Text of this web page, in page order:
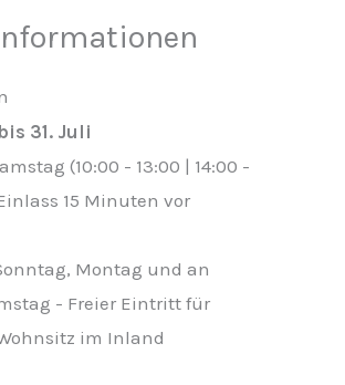
31. Juli
(10:00 - 13:00 | 14:00 -
15 Minuten vor
Montag und an
- Freier Eintritt für
im Inland